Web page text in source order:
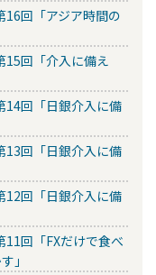
16回「アジア時間の
15回「介入に備え
14回「日銀介入に備
13回「日銀介入に備
12回「日銀介入に備
11回「FXだけで食べ
」